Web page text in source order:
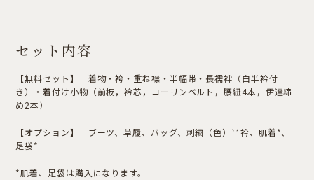
セット内容
【無料セット】 着物・袴・重ね襟・半幅帯・長襦袢（白半衿付
き）・着付け小物（前板，衿芯，コーリンベルト，腰紐4本，伊達締
め2本）
【オプション】 ブーツ、草履、バッグ、刺繍（色）半衿、肌着*、
足袋*
*肌着、足袋は購入になります。